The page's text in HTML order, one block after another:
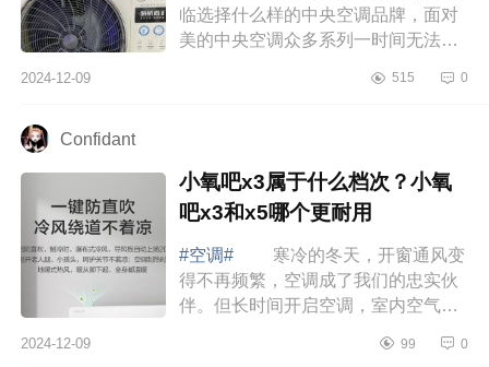
临选择什么样的中央空调品牌，面对
美的中央空调众多系列一时间无法选
介绍下美的领航者三代中央空调怎么
2024-12-09 515 0
Confidant
小氧吧x3属于什么档次？小氧
吧x3和x5哪个更耐用
#空调#
寒冷的冬天，开窗通风变
得不再频繁，空调成了我们的忠实伙
伴。但长时间开启空调，室内空气不
适。下面小编为大家介绍下小氧吧x3
2024-12-09 99 0